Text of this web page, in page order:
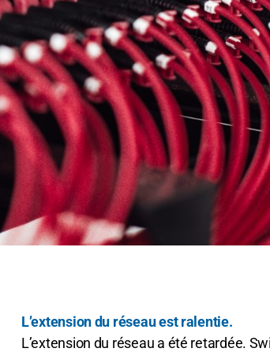
L’extension du réseau est ralentie.
L’extension du réseau a été retardée.